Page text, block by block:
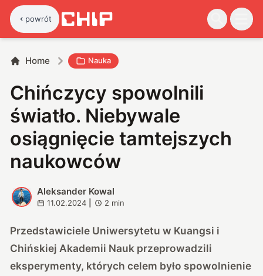
powrót
Home Nauka
Chińczycy spowolnili
światło. Niebywale
osiągnięcie tamtejszych
naukowców
A
Aleksander Kowal
11.02.2024 2 min
Przedstawiciele Uniwersytetu w Kuangsi i
Chińskiej Akademii Nauk przeprowadzili
eksperymenty, których celem było spowolnienie